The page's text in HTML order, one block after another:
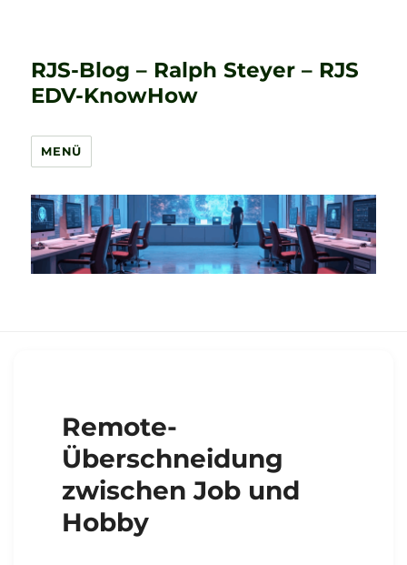
RJS-Blog – Ralph Steyer – RJS
EDV-KnowHow
MENÜ
Remote-
Überschneidung
zwischen Job und
Hobby